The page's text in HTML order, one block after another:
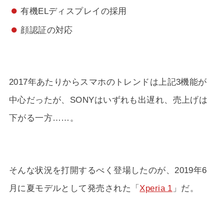
有機ELディスプレイの採用
顔認証の対応
2017年あたりからスマホのトレンドは上記3機能が
中心だったが、SONYはいずれも出遅れ、売上げは
下がる一方……。
そんな状況を打開するべく登場したのが、2019年6
月に夏モデルとして発売された「Xperia 1 」だ。